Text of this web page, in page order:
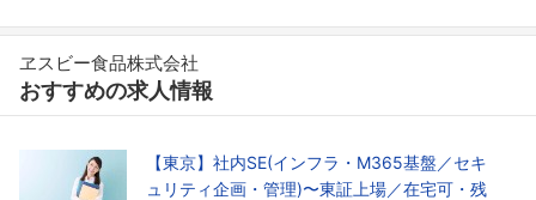
ヱスビー食品株式会社
おすすめの求人情報
【東京】社内SE(インフラ・M365基盤／セキ
ュリティ企画・管理)〜東証上場／在宅可・残